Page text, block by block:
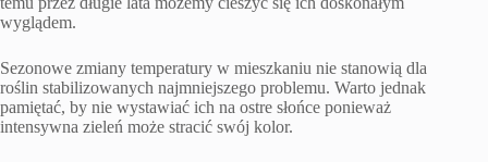
wyglądem.
Sezonowe zmiany temperatury w mieszkaniu nie stanowią dla
roślin stabilizowanych najmniejszego problemu. Warto jednak
pamiętać, by nie wystawiać ich na ostre słońce ponieważ
intensywna zieleń może stracić swój kolor.